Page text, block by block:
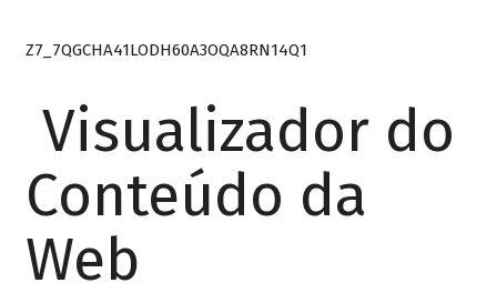
Z7_7QGCHA41LODH60A3OQA8RN14Q1
Visualizador do
Conteúdo da
Web